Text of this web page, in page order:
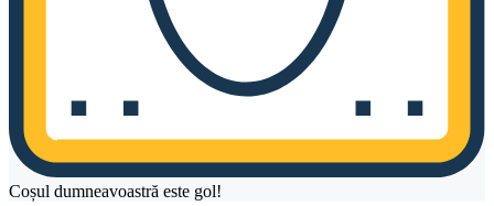
Coșul dumneavoastră este gol!